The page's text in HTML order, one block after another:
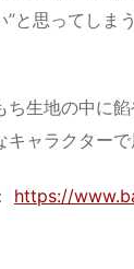
と思ってし
ち生地の中に
ャラクターで
https://